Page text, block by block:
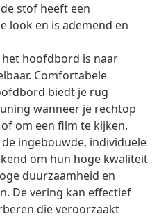
stof heeft een
look en is ademend en
hoofdbord is naar
Comfortabele
biedt je rug
wanneer je rechtop
om een film te kijken.
ingebouwde, individuele
om hun hoge kwaliteit
duurzaamheid en
De vering kan effectief
die veroorzaakt